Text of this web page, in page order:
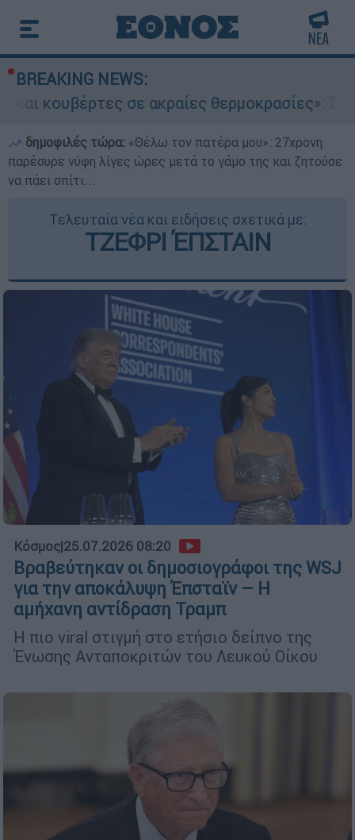
BREAKING NEWS:
σε ακραίες θερμοκρασίες»: Σε δραματικές
δημοφιλές τώρα: «Θέλω τον πατέρα μου»: 27χρονη
παρέσυρε νύφη λίγες ώρες μετά το γάμο της και ζητούσε
να πάει σπίτι...
Τελευταία νέα και ειδήσεις σχετικά με:
ΤΖΕΦΡΙ ΈΠΣΤΑΙΝ
Κόσμος|25.07.2026 08:20
Βραβεύτηκαν οι δημοσιογράφοι της WSJ
για την αποκάλυψη Έπσταϊν – Η
αμήχανη αντίδραση Τραμπ
Η πιο viral στιγμή στο ετήσιο δείπνο της
Ένωσης Ανταποκριτών του Λευκού Οίκου